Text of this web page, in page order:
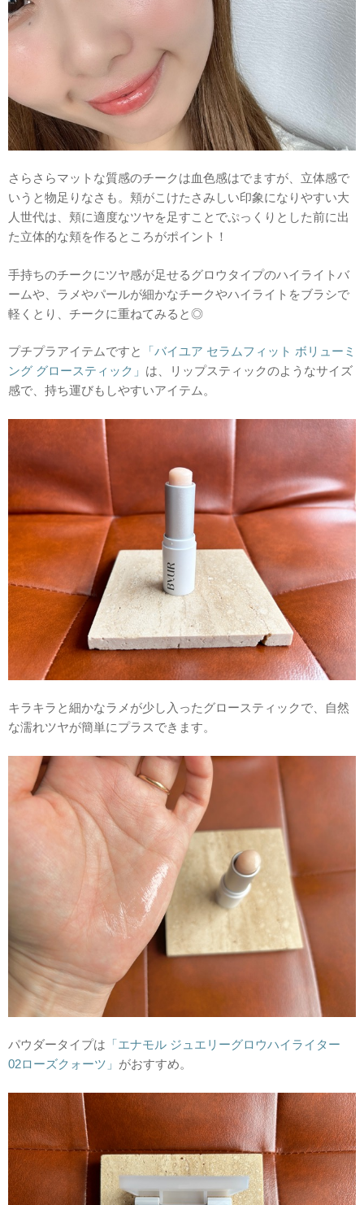
さらさらマットな質感のチークは血色感はでますが、立体感で
いうと物足りなさも。頬がこけたさみしい印象になりやすい大
人世代は、頬に適度なツヤを足すことでぷっくりとした前に出
た立体的な頬を作るところがポイント！
手持ちのチークにツヤ感が足せるグロウタイプのハイライトバ
ームや、ラメやパールが細かなチークやハイライトをブラシで
軽くとり、チークに重ねてみると◎
プチプラアイテムですと
「バイユア セラムフィット ボリューミ
ング グロースティック」 は、リップスティックのようなサイズ
感で、持ち運びもしやすいアイテム。
キラキラと細かなラメが少し入ったグロースティックで、自然
な濡れツヤが簡単にプラスできます。
パウダータイプは 「エナモル ジュエリーグロウハイライター
02ローズクォーツ」 がおすすめ。